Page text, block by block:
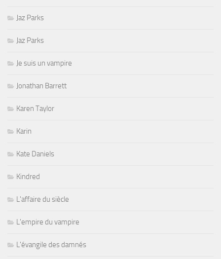
Jaz Parks
Jaz Parks
Je suis un vampire
Jonathan Barrett
Karen Taylor
Karin
Kate Daniels
Kindred
L'affaire du siècle
L'empire du vampire
L'évangile des damnés